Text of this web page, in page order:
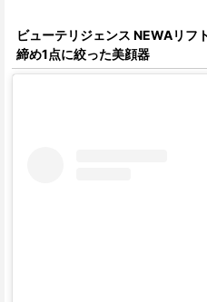
ビューテリジェンス NEWAリフ
締め1点に絞った美顔器